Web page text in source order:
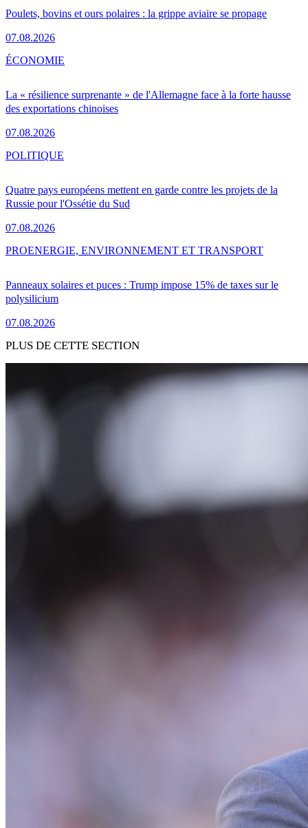
Poulets, bovins et ours polaires : la grippe aviaire se propage
07.08.2026
La « résilience surprenante » de l'Allemagne face à la forte hausse
des exportations chinoises
07.08.2026
ÉCONOMIE
Quatre pays européens mettent en garde contre les projets de la
Russie pour l'Ossétie du Sud
07.08.2026
POLITIQUE
Panneaux solaires et puces : Trump impose 15% de taxes sur le
polysilicium
07.08.2026
PROENERGIE, ENVIRONNEMENT ET TRANSPORT
PLUS DE CETTE SECTION